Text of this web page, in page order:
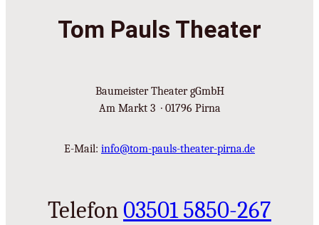
Tom Pauls Theater
Baumeister Theater gGmbH
Am Markt 3 · 01796 Pirna
E-Mail: info@tom-pauls-theater-pirna.de
Telefon03501 5850-267